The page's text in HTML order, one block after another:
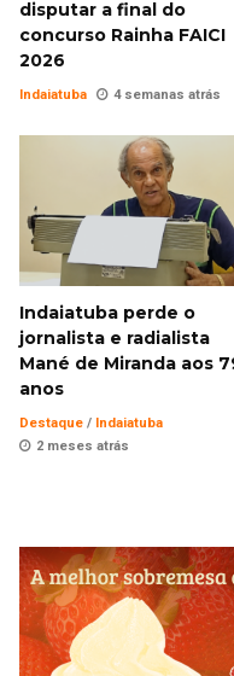
disputar a final do
concurso Rainha FAICI
2026
Indaiatuba 4 semanas atrás
Indaiatuba perde o
jornalista e radialista
Mané de Miranda aos
anos
Destaque / Indaiatuba
2 meses atrás